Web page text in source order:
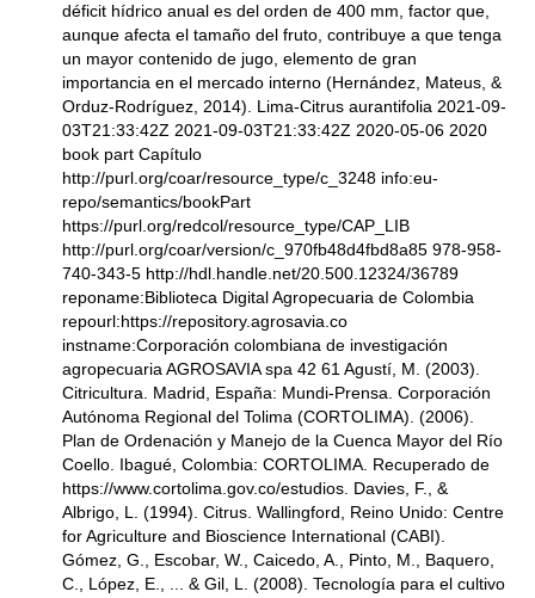
déficit hídrico anual es del orden de 400 mm, factor que,
aunque afecta el tamaño del fruto, contribuye a que tenga
un mayor contenido de jugo, elemento de gran
importancia en el mercado interno (Hernández, Mateus, &
Orduz-Rodríguez, 2014). Lima-Citrus aurantifolia 2021-09-
03T21:33:42Z 2021-09-03T21:33:42Z 2020-05-06 2020
book part Capítulo
http://purl.org/coar/resource_type/c_3248 info:eu-
repo/semantics/bookPart
https://purl.org/redcol/resource_type/CAP_LIB
http://purl.org/coar/version/c_970fb48d4fbd8a85 978-958-
740-343-5 http://hdl.handle.net/20.500.12324/36789
reponame:Biblioteca Digital Agropecuaria de Colombia
repourl:https://repository.agrosavia.co
instname:Corporación colombiana de investigación
agropecuaria AGROSAVIA spa 42 61 Agustí, M. (2003).
Citricultura. Madrid, España: Mundi-Prensa. Corporación
Autónoma Regional del Tolima (CORTOLIMA). (2006).
Plan de Ordenación y Manejo de la Cuenca Mayor del Río
Coello. Ibagué, Colombia: CORTOLIMA. Recuperado de
https://www.cortolima.gov.co/estudios. Davies, F., &
Albrigo, L. (1994). Citrus. Wallingford, Reino Unido: Centre
for Agriculture and Bioscience International (CABI).
Gómez, G., Escobar, W., Caicedo, A., Pinto, M., Baquero,
C., López, E., ... & Gil, L. (2008). Tecnología para el cultivo